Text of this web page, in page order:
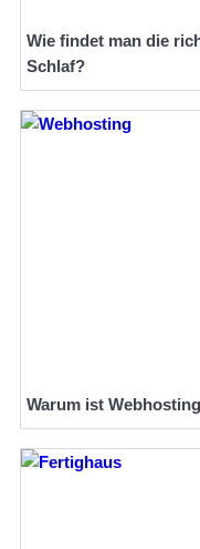
Wie findet man die
Schlaf?
Warum ist